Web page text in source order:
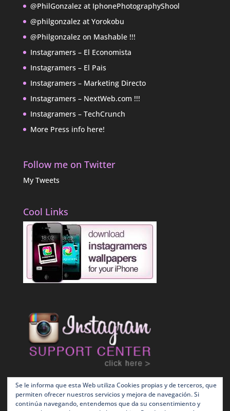
@PhilGonzalez at IphonePhotographyShool
@philgonzalez at Yorokobu
@Philgonzalez on Mashable !!!
Instagramers – El Economista
Instagramers – El Pais
Instagramers – Marketing Directo
Instagramers – NextWeb.com !!!
Instagramers – TechCrunch
More Press info here!
Follow me on Twitter
My Tweets
Cool Links
Se le informa que esta Web utiliza Cookies propias y de terceros, que
permiten ofrecer nuestros servicios y mejora de navegación. Si
continúa navegando, entendemos que da su consentimiento y